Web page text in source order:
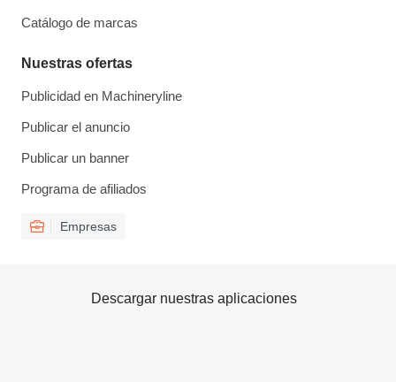
Catálogo de marcas
Nuestras ofertas
Publicidad en Machineryline
Publicar el anuncio
Publicar un banner
Programa de afiliados
Empresas
Descargar nuestras aplicaciones